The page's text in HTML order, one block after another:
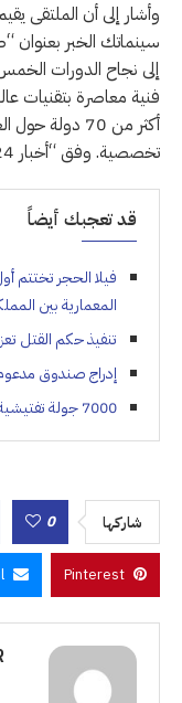
سينماتك الخبر بعنوان
إلى نجاح الدورات
تخصصية. وفق “أخبار 24”.
قد تعجبك أيضاً
فيلا الحجر تختتم
المعمارية بين
تنفيذ حكم القتل
إدراج صندوق
7000 جولة تفتيشية للحفاظ على موارد المملكة الطبيعية
شاركها 0
Pinterest